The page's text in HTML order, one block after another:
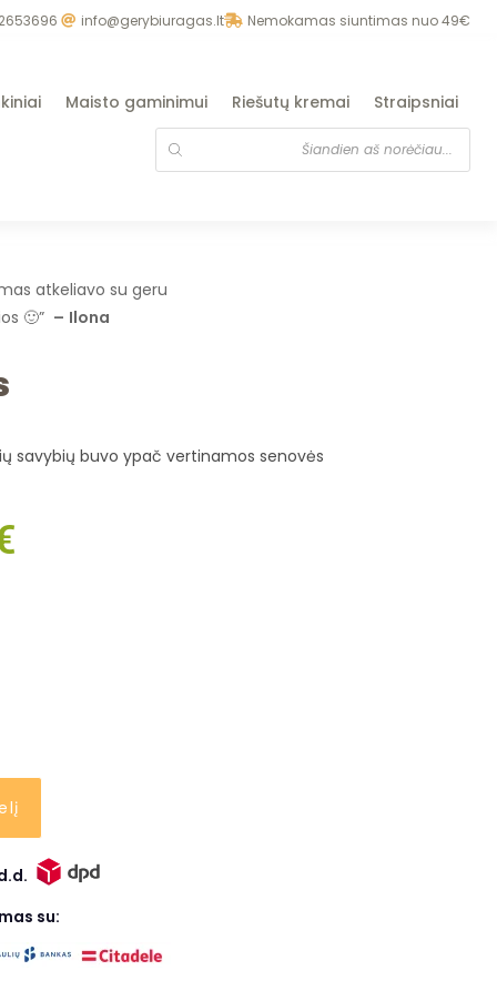
info@gerybiuragas.lt Nemokamas siuntimas nuo 49€
Maisto gaminimui Riešutų kremai Straipsniai
atkeliavo su geru
🙂” – Ilona
savybių buvo ypač vertinamos senovės
su: